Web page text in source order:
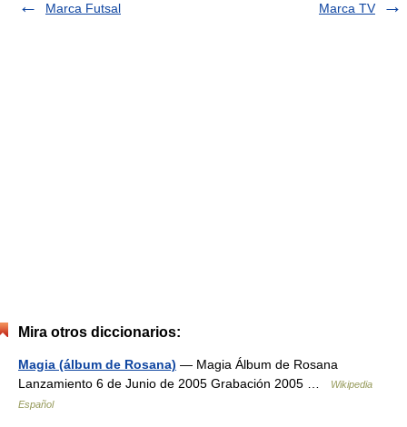
Marca Futsal
Marca TV
Mira otros diccionarios:
Magia (álbum de Rosana) — Magia Álbum de Rosana
Lanzamiento 6 de Junio de 2005 Grabación 2005 …
Wikipedia
Español